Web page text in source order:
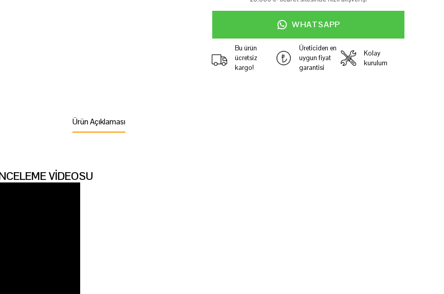
WHATSAPP
Bu ürün
ücretsiz
kargo!
Üreticiden en
uygun fiyat
garantisi
Kolay
kurulum
Ürün Açıklaması
VİDEOSU